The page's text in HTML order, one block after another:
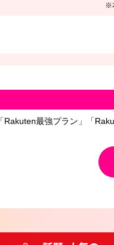
※
「Rakuten最強プラン」「